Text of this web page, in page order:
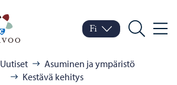
Porvoo – Siirry
Vaihda kieltä
Nykyinen kieli: Suomi
Fi
Hae
Uutiset
Asuminen ja ympäristö
Kestävä kehitys